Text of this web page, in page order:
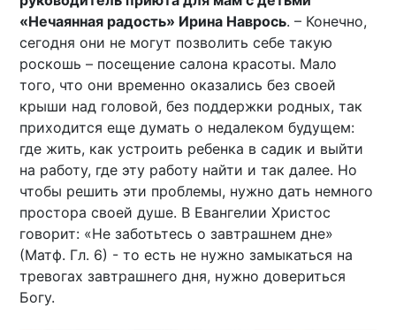
«Нечаянная радость» Ирина Наврось. – Конечно,
сегодня они не могут позволить себе такую
роскошь – посещение салона красоты. Мало
того, что они временно оказались без своей
крыши над головой, без поддержки родных, так
приходится еще думать о недалеком будущем:
где жить, как устроить ребенка в садик и выйти
на работу, где эту работу найти и так далее. Но
чтобы решить эти проблемы, нужно дать немного
простора своей душе. В Евангелии Христос
говорит: «Не заботьтесь о завтрашнем дне»
(Матф. Гл. 6) - то есть не нужно замыкаться на
тревогах завтрашнего дня, нужно довериться
Богу.